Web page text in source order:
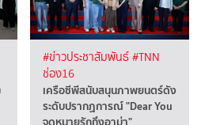
#ข่าวประชาสัมพันธ์#TNN
ช่อง16
เครือซีพีสนับสนุนภาพยนตร์ดัง
ระดับปรากฏการณ์ "Dear You